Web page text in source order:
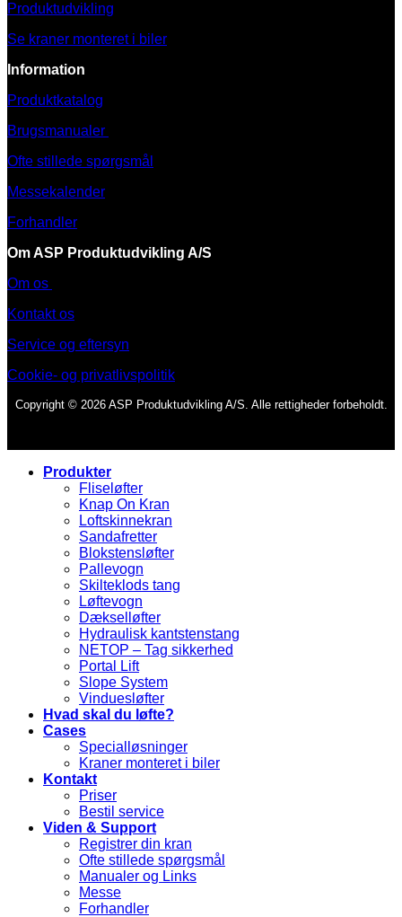
Produktudvikling
Se kraner monteret i biler
Information
Produktkatalog
Brugsmanualer
Ofte stillede spørgsmål
Messekalender
Forhandler
Om ASP Produktudvikling A/S
Om os
Kontakt os
Service og eftersyn
Cookie- og privatlivspolitik
Copyright © 2026 ASP Produktudvikling A/S. Alle rettigheder forbeholdt.
Produkter
Fliseløfter
Knap On Kran
Loftskinnekran
Sandafretter
Blokstensløfter
Pallevogn
Skilteklods tang
Løftevogn
Dækselløfter
Hydraulisk kantstenstang
NETOP – Tag sikkerhed
Portal Lift
Slope System
Vinduesløfter
Hvad skal du løfte?
Cases
Specialløsninger
Kraner monteret i biler
Kontakt
Priser
Bestil service
Viden & Support
Registrer din kran
Ofte stillede spørgsmål
Manualer og Links
Messe
Forhandler